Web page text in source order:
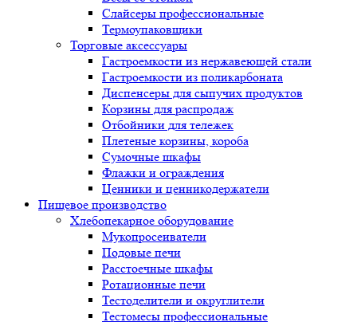
Слайсеры профессиональные
Термоупаковщики
Торговые аксессуары
Гастроемкости из нержавеющей стали
Гастроемкости из поликарбоната
Диспенсеры для сыпучих продуктов
Корзины для распродаж
Отбойники для тележек
Плетеные корзины, короба
Сумочные шкафы
Флажки и ограждения
Ценники и ценникодержатели
Пищевое производство
Хлебопекарное оборудование
Мукопросеиватели
Подовые печи
Расстоечные шкафы
Ротационные печи
Тестоделители и округлители
Тестомесы профессиональные